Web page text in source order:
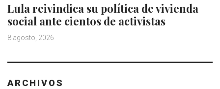
Lula reivindica su política de vivienda
social ante cientos de activistas
8 agosto, 2026
ARCHIVOS